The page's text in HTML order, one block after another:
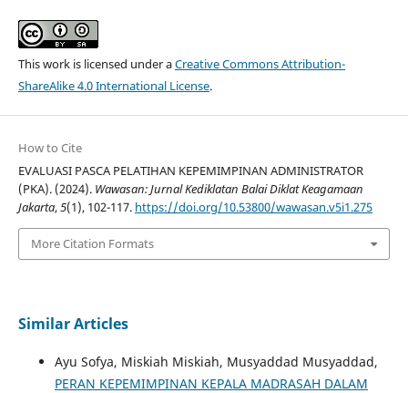
This work is licensed under aCreative Commons Attribution-
ShareAlike 4.0 International License.
How to Cite
EVALUASI PASCA PELATIHAN KEPEMIMPINAN ADMINISTRATOR
(PKA). (2024). Wawasan: Jurnal Kediklatan Balai Diklat Keagamaan
Jakarta,5(1), 102-117. https://doi.org/10.53800/wawasan.v5i1.275
More Citation Formats
Similar Articles
Ayu Sofya, Miskiah Miskiah, Musyaddad Musyaddad,
PERAN KEPEMIMPINAN KEPALA MADRASAH DALAM